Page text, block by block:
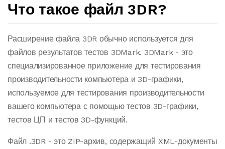
Что такое файл 3DR?
Расширение файла 3DR обычно используется для
файлов результатов тестов 3DMark. 3DMark - это
специализированное приложение для тестирования
производительности компьютера и 3D-графики,
используемое для тестирования производительности
вашего компьютера с помощью тестов 3D-графики,
тестов ЦП и тестов 3D-функций.
Файл .3DR - это ZIP-архив, содержащий XML-документы